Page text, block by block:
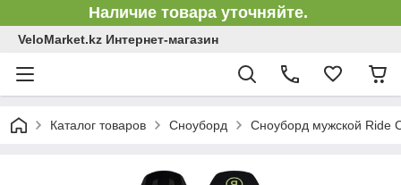
Наличие товара уточняйте.
VeloMarket.kz Интернет-магазин
Каталог товаров Сноуборд Сноуборд мужской Ride